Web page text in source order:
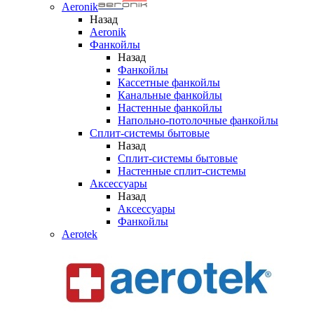
Aeronik
Назад
Aeronik
Фанкойлы
Назад
Фанкойлы
Кассетные фанкойлы
Канальные фанкойлы
Настенные фанкойлы
Напольно-потолочные фанкойлы
Сплит-системы бытовые
Назад
Сплит-системы бытовые
Настенные сплит-системы
Аксессуары
Назад
Аксессуары
Фанкойлы
Aerotek